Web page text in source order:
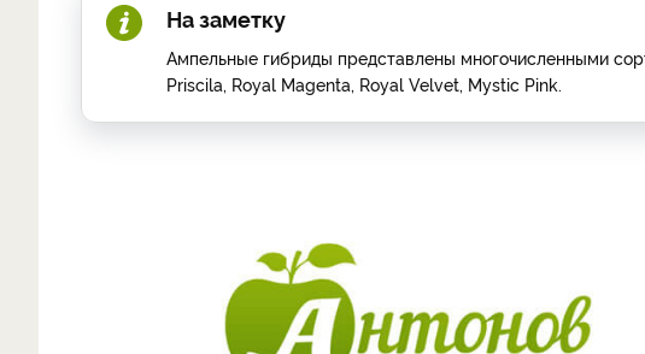
На заметку
Ампельные гибриды представлены многочисленными
Priscila, Royal Magenta, Royal Velvet, Mystic Pink.